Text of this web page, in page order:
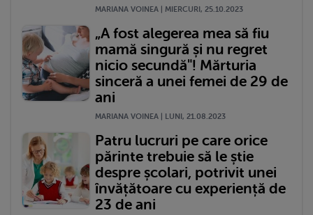
MARIANA VOINEA | MIERCURI, 25.10.2023
„A fost alegerea mea să fiu
mamă singură și nu regret
nicio secundă"! Mărturia
sinceră a unei femei de 29 de
ani
MARIANA VOINEA | LUNI, 21.08.2023
Patru lucruri pe care orice
părinte trebuie să le știe
despre școlari, potrivit unei
învățătoare cu experiență de
23 de ani